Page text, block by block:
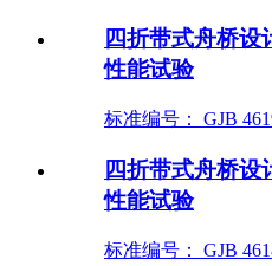
四折带式舟桥设
性能试验
标准编号： GJB
四折带式舟桥设
性能试验
标准编号： GJB